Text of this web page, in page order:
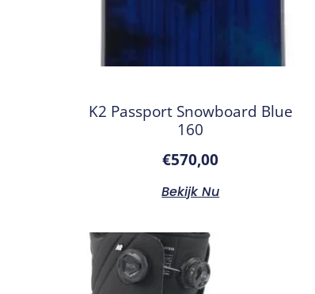
K2 Passport Snowboard Blue
160
€570,00
Bekijk Nu